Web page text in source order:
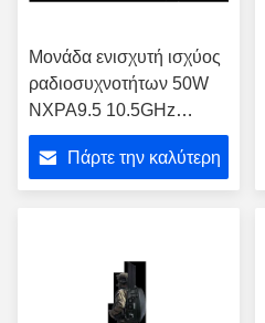
Μονάδα ενισχυτή ισχύος
ραδιοσυχνοτήτων 50W
NXPA9.5 10.5GHz
Προσαρμοσμένη
Πάρτε την καλύτερη